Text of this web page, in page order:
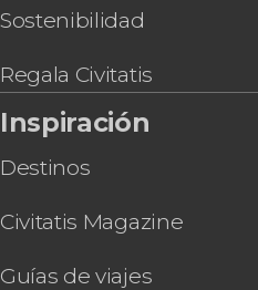
Free tour por Puerto de
Free tour de misterios y
la Cruz
Jeep safari por Icod de los
Tour en quad por La
Sostenibilidad
Regala Civitatis
Inspiración
Destinos
Civitatis Magazine
Guías de viajes